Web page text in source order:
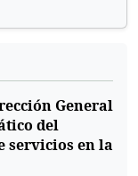
General
del
servicios en la